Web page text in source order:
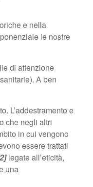
e nella
le nostre
di attenzione
A ben
L’addestramento e
che negli altri
in cui vengono
essere trattati
legate all’eticità,
una